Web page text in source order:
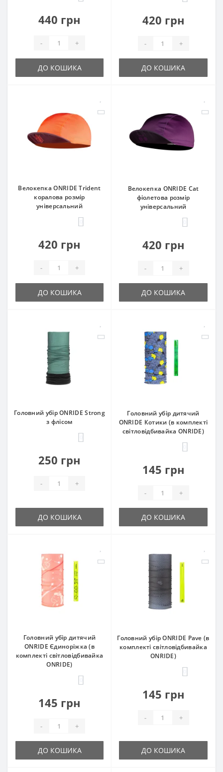
440 грн
- +
ДО КОШИКА
420 грн
- +
ДО КОШИКА
Велокепка ONRIDE Trident
коралова розмір
універсальний
420 грн
- +
ДО КОШИКА
Велокепка ONRIDE Cat
фіолетова розмір
універсальний
420 грн
- +
ДО КОШИКА
Головний убір ONRIDE Strong
з флісом
250 грн
- +
ДО КОШИКА
Головний убір дитячий
ONRIDE Котики (в комплекті
світловідбивайка ONRIDE)
145 грн
- +
ДО КОШИКА
Головний убір дитячий
ONRIDE Єдиноріжка (в
комплекті світловідбивайка
ONRIDE)
145 грн
- +
ДО КОШИКА
Головний убір ONRIDE Pave (в
комплекті світловідбивайка
ONRIDE)
145 грн
- +
ДО КОШИКА